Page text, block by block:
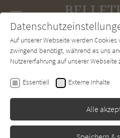
SUCHE Forum
Johanna
Auf unserer Webseite werden
zwingend benötigt, während es uns
Nutzererfahrung auf unserer Webseite
Essentiell Externe Inhalte
Alle